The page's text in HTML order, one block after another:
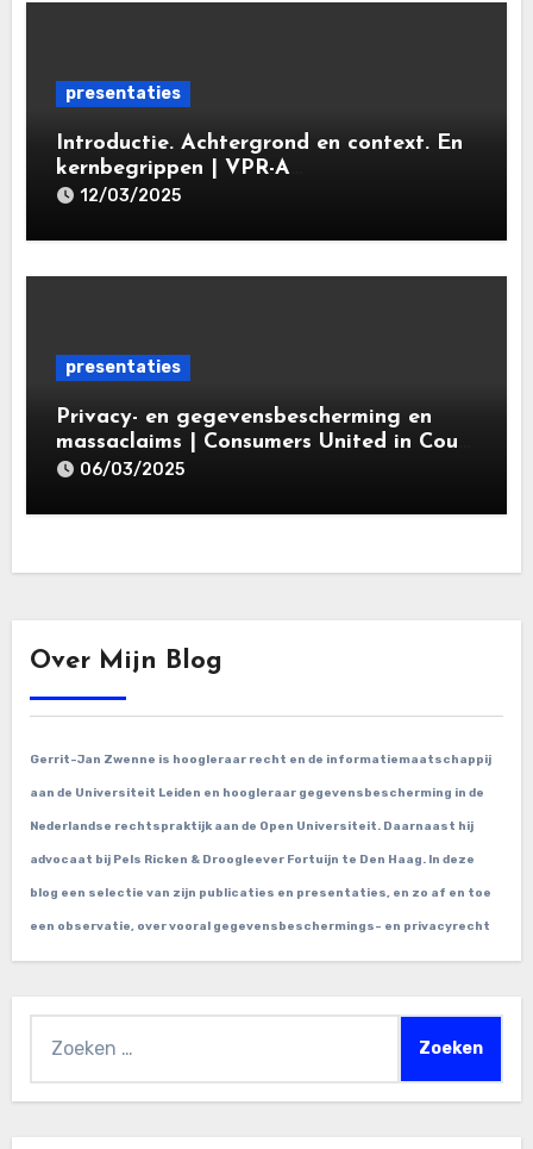
presentaties
Introductie. Achtergrond en context. En
kernbegrippen | VPR-A
specialisatieopleiding Privacy- en
Leiden Law Academy 18 maart 2025
12/03/2025
presentaties
Privacy- en gegevensbescherming en
massaclaims | Consumers United in Court
(‘CUIC’) | Volkshotel A’dam 6 maart
06/03/2025
Over Mijn Blog
Gerrit-Jan Zwenne is hoogleraar recht en de informatiemaatschappij
aan de Universiteit Leiden en hoogleraar gegevensbescherming in de
Nederlandse rechtspraktijk aan de Open Universiteit. Daarnaast hij
advocaat bij Pels Ricken & Droogleever Fortuijn te Den Haag. In deze
blog een selectie van zijn publicaties en presentaties, en zo af en toe
een observatie, over vooral gegevensbeschermings- en privacyrecht